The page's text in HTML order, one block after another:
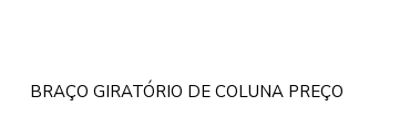
BRAÇO GIRATÓRIO DE COLUNA PREÇO